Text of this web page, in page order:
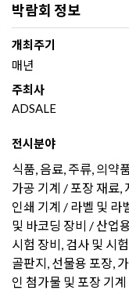
박람회 정보
개최주기
매년
주최사
ADSALE
전시분야
식품, 음료, 주류, 의약
가공 기계 / 포장 재료,
인쇄 기계 / 라벨 및 라
및 바코딩 장비 / 산업
시험 장비, 검사 및 시
골판지, 선물용 포장,
인 첨가물 및 포장 기